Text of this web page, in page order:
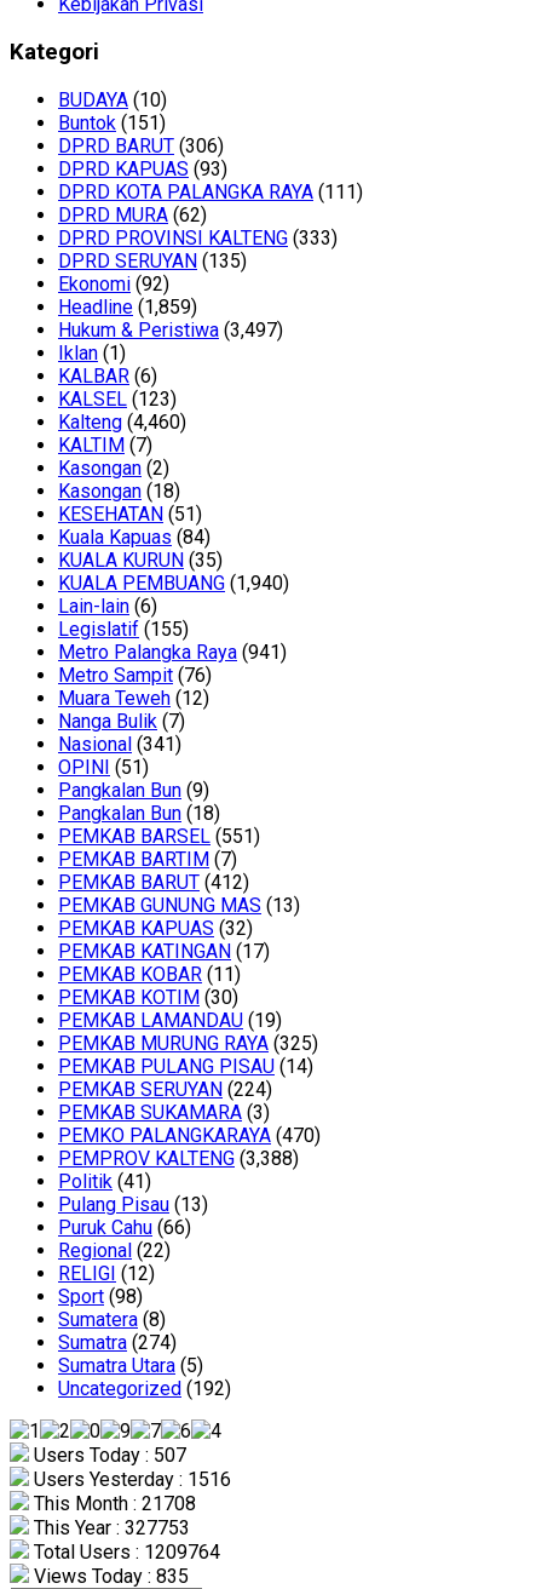
Kategori
BUDAYA (10)
Buntok (151)
DPRD BARUT (306)
DPRD KAPUAS (93)
DPRD KOTA PALANGKA RAYA (111)
DPRD MURA (62)
DPRD PROVINSI KALTENG (333)
DPRD SERUYAN (135)
Ekonomi (92)
Headline (1,859)
Hukum & Peristiwa (3,497)
Iklan (1)
KALBAR (6)
KALSEL (123)
Kalteng (4,460)
KALTIM (7)
Kasongan (2)
Kasongan (18)
KESEHATAN (51)
Kuala Kapuas (84)
KUALA KURUN (35)
KUALA PEMBUANG (1,940)
Lain-lain (6)
Legislatif (155)
Metro Palangka Raya (941)
Metro Sampit (76)
Muara Teweh (12)
Nanga Bulik (7)
Nasional (341)
OPINI (51)
Pangkalan Bun (9)
Pangkalan Bun (18)
PEMKAB BARSEL (551)
PEMKAB BARTIM (7)
PEMKAB BARUT (412)
PEMKAB GUNUNG MAS (13)
PEMKAB KAPUAS (32)
PEMKAB KATINGAN (17)
PEMKAB KOBAR (11)
PEMKAB KOTIM (30)
PEMKAB LAMANDAU (19)
PEMKAB MURUNG RAYA (325)
PEMKAB PULANG PISAU (14)
PEMKAB SERUYAN (224)
PEMKAB SUKAMARA (3)
PEMKO PALANGKARAYA (470)
PEMPROV KALTENG (3,388)
Politik (41)
Pulang Pisau (13)
Puruk Cahu (66)
Regional (22)
RELIGI (12)
Sport (98)
Sumatera (8)
Sumatra (274)
Sumatra Utara (5)
Uncategorized (192)
Users Today : 507
Users Yesterday : 1516
This Month : 21708
This Year : 327753
Total Users : 1209764
Views Today : 835